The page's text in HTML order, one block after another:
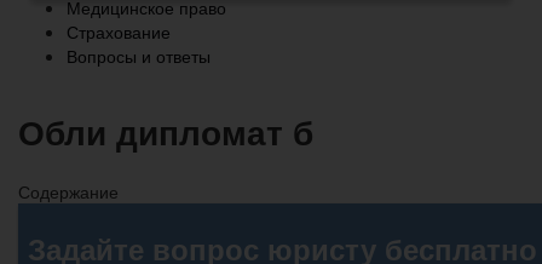
Медицинское право
Страхование
Вопросы и ответы
Обли дипломат б
Содержание